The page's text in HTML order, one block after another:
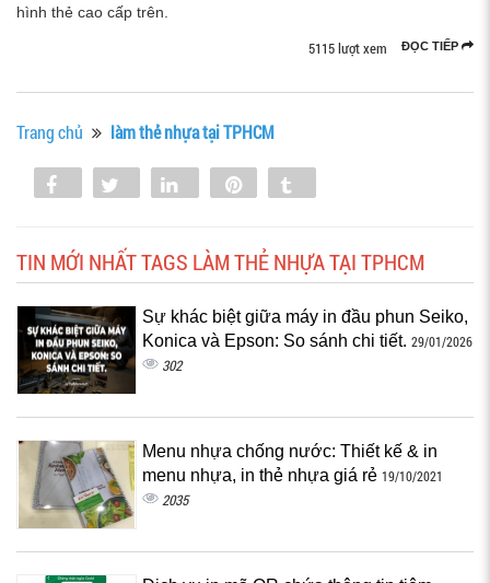
hình thẻ cao cấp trên.
ĐỌC TIẾP
5115 lượt xem
Trang chủ làm thẻ nhựa tại TPHCM
Share Tweet Share
TIN MỚI NHẤT TAGS LÀM THẺ NHỰA TẠI TPHCM
Sự khác biệt giữa máy in đầu phun Seiko,
Konica và Epson: So sánh chi tiết. 29/01/2026
302
Menu nhựa chống nước: Thiết kế & in
menu nhựa, in thẻ nhựa giá rẻ 19/10/2021
2035